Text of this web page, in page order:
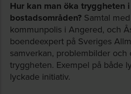
Hur kan man öka tryggheten
bostadsområden? Samtal
kommunpolis i Angered, och
boendeexpert på Sveriges
samverkan, problembilder och
tryggheten. Exempel på både
lyckade initiativ.